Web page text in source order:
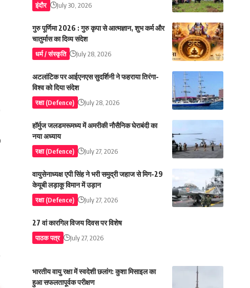
इंदौर July 30, 2026
गुरु पूर्णिमा 2026 : गुरु कृपा से आत्मज्ञान, शुभ कर्म और
चातुर्मास का दिव्य संदेश
धर्म / संस्कृति July 28, 2026
अटलांटिक पर आईएनएस सुदर्शिनी ने फहराया तिरंगा-
विश्व को दिया संदेश
रक्षा (Defence) July 28, 2026
हॉर्मुज जलडमरूमध्य में अमरीकी नौसैनिक घेराबंदी का
नया अध्याय
रक्षा (Defence) July 27, 2026
वायुसेनाध्यक्ष एपी सिंह ने भरी समुद्री जहाज से मिग-29
केयूबी लड़ाकू विमान में उड़ान
रक्षा (Defence) July 27, 2026
27 वां कारगिल विजय दिवस पर विशेष
पाठक पत्र July 27, 2026
भारतीय वायु रक्षा में स्वदेशी छलांग: कुशा मिसाइल का
हुआ सफलतापूर्वक परीक्षण